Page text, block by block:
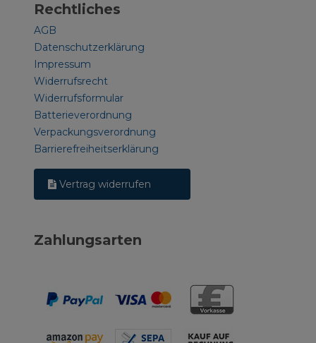
Rechtliches
AGB
Datenschutzerklärung
Impressum
Widerrufsrecht
Widerrufsformular
Batterieverordnung
Verpackungsverordnung
Barrierefreiheitserklärung
Vertrag widerrufen
Zahlungsarten